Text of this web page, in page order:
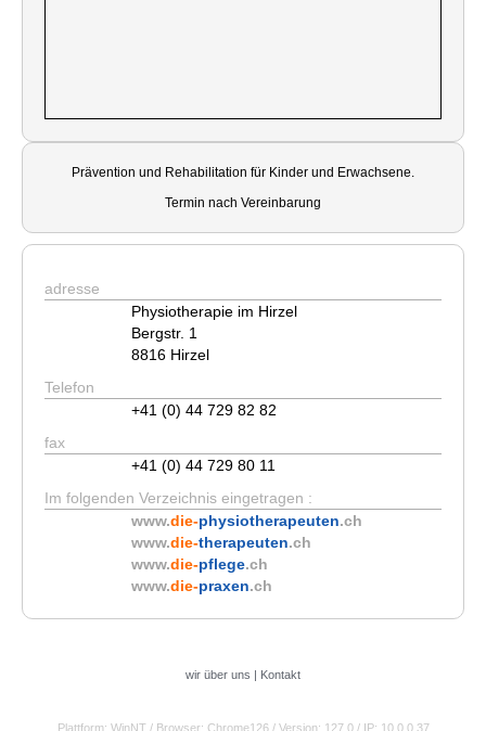
Prävention und Rehabilitation für Kinder und Erwachsene.
Termin nach Vereinbarung
adresse
Physiotherapie im Hirzel
Bergstr. 1
8816 Hirzel
Telefon
+41 (0) 44 729 82 82
fax
+41 (0) 44 729 80 11
Im folgenden Verzeichnis eingetragen :
www.die-physiotherapeuten.ch
www.die-therapeuten.ch
www.die-pflege.ch
www.die-praxen.ch
wir über uns | Kontakt
Plattform: WinNT / Browser: Chrome126 / Version: 127.0 / IP: 10.0.0.37